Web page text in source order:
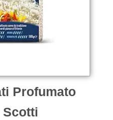
Profumato
Scotti